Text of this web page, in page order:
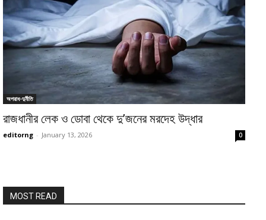
অপরাধ-দুর্নীতি
রাজধানীর লেক ও ডোবা থেকে দু’জনের মরদেহ উদ্ধার
editorng - January 13, 2026 0
MOST READ